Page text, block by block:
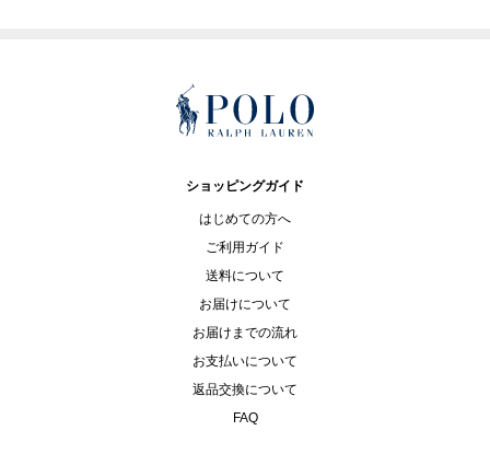
ショッピングガイド
はじめての方へ
ご利用ガイド
送料について
お届けについて
お届けまでの流れ
お支払いについて
返品交換について
FAQ